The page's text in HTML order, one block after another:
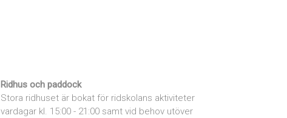
Ridhus och paddock
Stora ridhuset är bokat för ridskolans aktiviteter
vardagar kl. 15:00 - 21:00 samt vid behov utöver